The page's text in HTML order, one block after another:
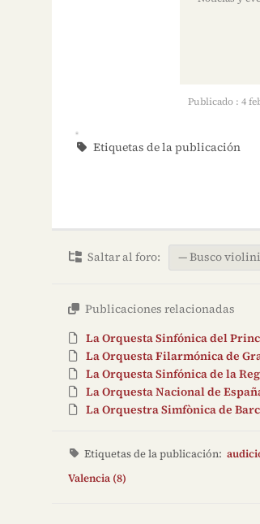
Publicado : 4
Etiquetas de la publicación
Saltar al foro:
Publicaciones relacionadas
La Orquesta Sinfónica del
La Orquesta Filarmónica de
La Orquesta Sinfónica de la
La Orquesta Nacional de
La Orquestra Simfònica de
Etiquetas de la publicación:
Valencia (8)